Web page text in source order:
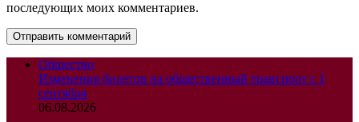
последующих моих комментариев.
Общество
Изменения билетов на общественный транспорт с 1
сентября
06.08.2026